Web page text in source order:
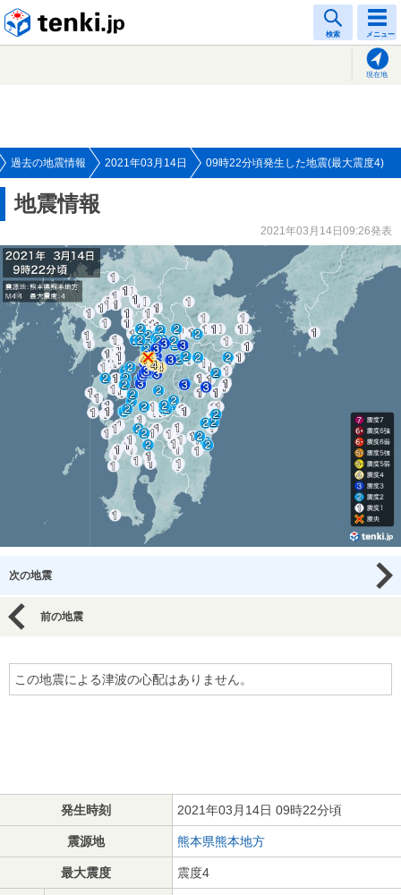
検索 メニュー
現在地
過去の地震情報 2021年03月14日 09時22分頃発生した地震(最大震度4)
地震情報
2021年03月14日09:26発表
次の地震
前の地震
この地震による津波の心配はありません。
発生時刻 2021年03月14日 09時22分頃
震源地 熊本県熊本地方
最大震度 震度4